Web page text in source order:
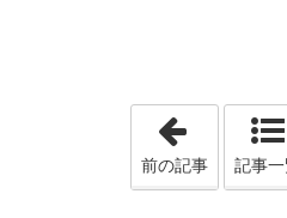
「人々
前の記事 記事